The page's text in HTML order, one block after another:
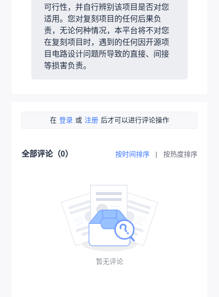
可行性，并自行辨别该项目是否对您
适用。您对复刻项目的任何后果负
责，无论何种情况，本平台将不对您
在复刻项目时，遇到的任何因开源项
目电路设计问题所导致的直接、间接
等损害负责。
在 登录 或 注册 后才可以进行评论操作
全部评论（0） 按时间排序 | 按热度排序
暂无评论